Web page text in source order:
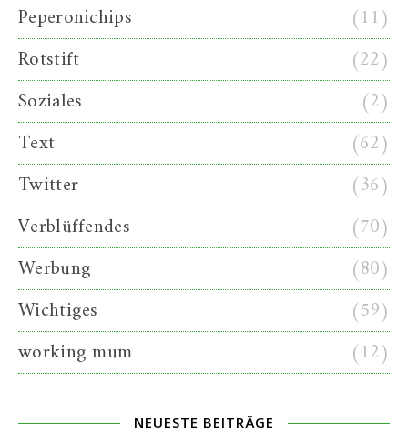
Peperonichips
(11)
Rotstift
(22)
Soziales
(2)
Text
(62)
Twitter
(36)
Verblüffendes
(70)
Werbung
(80)
Wichtiges
(59)
working mum
(12)
NEUESTE BEITRÄGE